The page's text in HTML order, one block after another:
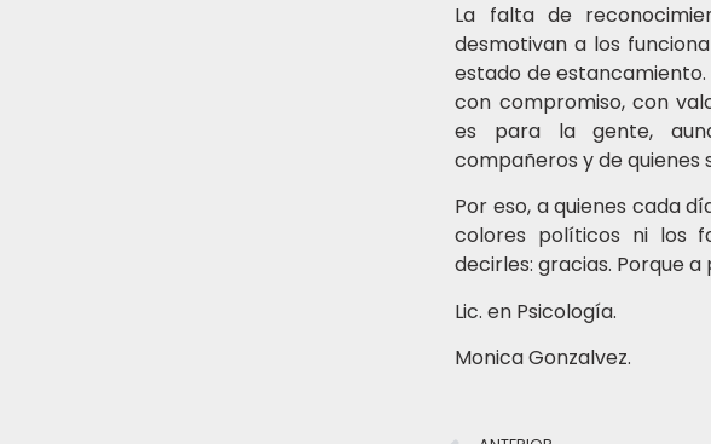
La falta de
desmotivan a los
estado de
con compromiso, con
es para la gente,
compañeros y de quienes
Por eso, a quienes cada
colores políticos ni los
decirles: gracias. Porque
Lic. en Psicología.
Monica Gonzalvez.